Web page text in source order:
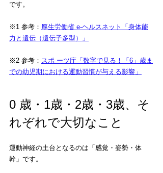
です。
※1 参考： 厚生労働省 e-ヘルスネット「身体能
力と遺伝（遺伝子多型）」
※2 参考： スポ ーツ庁「数字で見る！「6」歳ま
での幼児期における運動習慣が与える影響」
0 歳・1歳・2歳・3歳、そ
れぞれで大切なこと
運動神経の土台となるのは「感覚・姿勢・体
幹」です。